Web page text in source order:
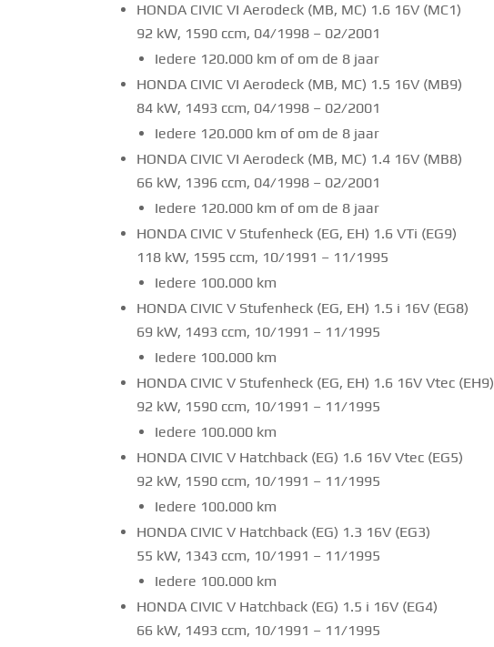
HONDA CIVIC VI Aerodeck (MB, MC) 1.6 16V (MC1)
92 kW, 1590 ccm, 04/1998 – 02/2001
Iedere 120.000 km of om de 8 jaar
HONDA CIVIC VI Aerodeck (MB, MC) 1.5 16V (MB9)
84 kW, 1493 ccm, 04/1998 – 02/2001
Iedere 120.000 km of om de 8 jaar
HONDA CIVIC VI Aerodeck (MB, MC) 1.4 16V (MB8)
66 kW, 1396 ccm, 04/1998 – 02/2001
Iedere 120.000 km of om de 8 jaar
HONDA CIVIC V Stufenheck (EG, EH) 1.6 VTi (EG9)
118 kW, 1595 ccm, 10/1991 – 11/1995
Iedere 100.000 km
HONDA CIVIC V Stufenheck (EG, EH) 1.5 i 16V (EG8)
69 kW, 1493 ccm, 10/1991 – 11/1995
Iedere 100.000 km
HONDA CIVIC V Stufenheck (EG, EH) 1.6 16V Vtec (EH9)
92 kW, 1590 ccm, 10/1991 – 11/1995
Iedere 100.000 km
HONDA CIVIC V Hatchback (EG) 1.6 16V Vtec (EG5)
92 kW, 1590 ccm, 10/1991 – 11/1995
Iedere 100.000 km
HONDA CIVIC V Hatchback (EG) 1.3 16V (EG3)
55 kW, 1343 ccm, 10/1991 – 11/1995
Iedere 100.000 km
HONDA CIVIC V Hatchback (EG) 1.5 i 16V (EG4)
66 kW, 1493 ccm, 10/1991 – 11/1995